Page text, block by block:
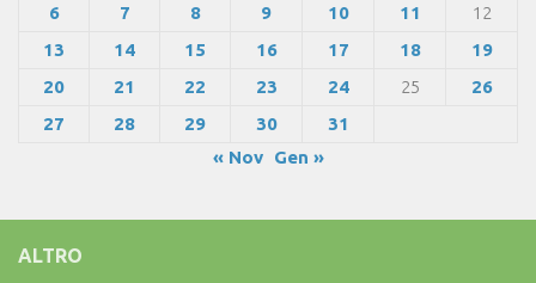
6
7 8 9 10 11
12
13
14 15 16 17 18
19
20
21 22 23 24 25
26
27
28 29 30
31
« Nov
Gen »
ALTRO